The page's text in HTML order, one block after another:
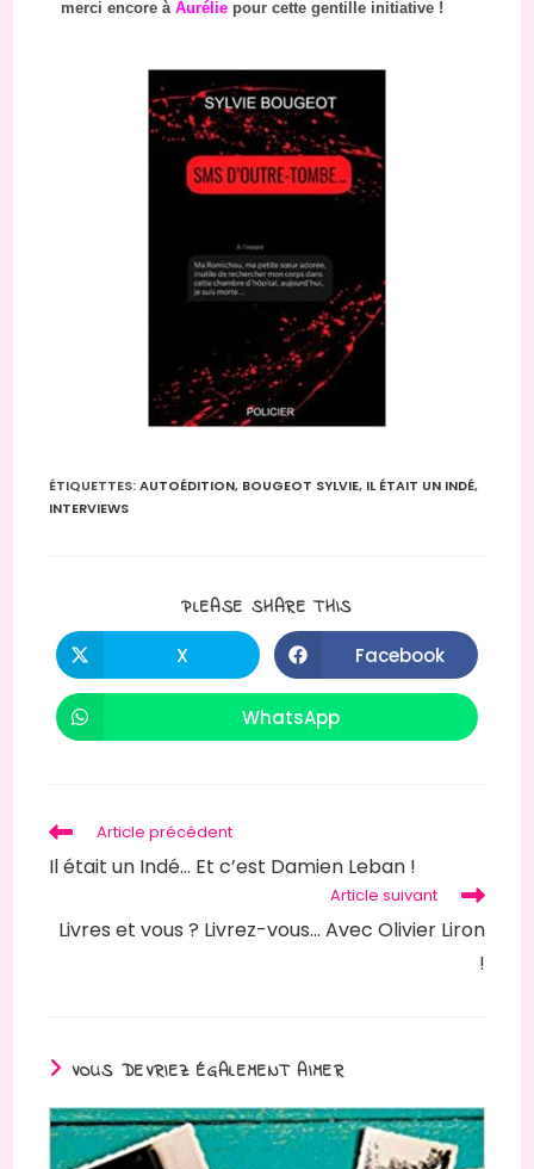
merci encore àAurélie pour cette gentille initiative !
ÉTIQUETTES:AUTOÉDITION, BOUGEOT SYLVIE, IL ÉTAIT UN INDÉ,
INTERVIEWS
PLEASE SHARE THIS
X
Facebook
WhatsApp
Article précédent
Il était un Indé… Et c’est Damien Leban !
Article suivant
Livres et vous ? Livrez-vous… Avec Olivier Liron
!
VOUS DEVRIEZ ÉGALEMENT AIMER